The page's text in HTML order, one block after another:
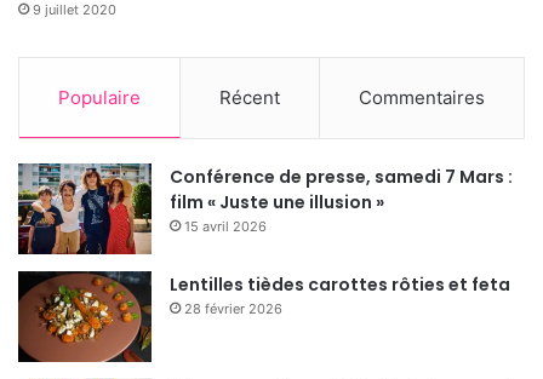
Nombre de vues:
9 juillet 2020
Populaire Récent Commentaires
Conférence de presse, samedi 7 Mars :
film « Juste une illusion »
15 avril 2026
Lentilles tièdes carottes rôties et feta
28 février 2026